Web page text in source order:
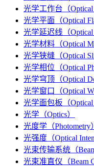
光学工作台（Optical
光学平面（Optical
光学延迟线（Optical
光学材料（Optical
光学狭缝（Optical
光学相位（Optical
光学穹顶（Optical
光学窗口（Optical
光学面包板（Optical
光学（Optics）
光度学（Photometry）
光强度（Optical
光束传输系统（
光束准直仪（Beam